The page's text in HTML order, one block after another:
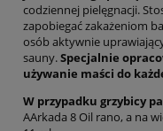
codziennej pielęgnacji.
zapobiegać zakażeniom
osób aktywnie
sauny.Specjalnie
używanie maści do
W przypadku grzybicy
AArkada 8 Oil rano, a na